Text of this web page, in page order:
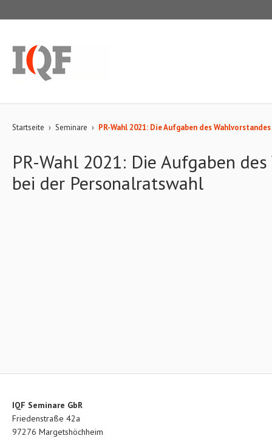
Startseite › Seminare › PR-Wahl 2021: Die Aufgaben des
PR-Wahl 2021: Die Aufgaben
bei der Personalratswahl
IQF Seminare GbR
Friedenstraße 42a
97276 Margetshöchheim